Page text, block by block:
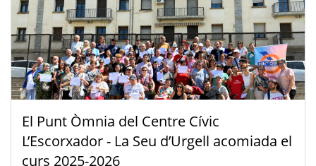
El Punt Òmnia del Centre Cívic
L’Escorxador - La Seu d’Urgell acomiada el
curs 2025-2026